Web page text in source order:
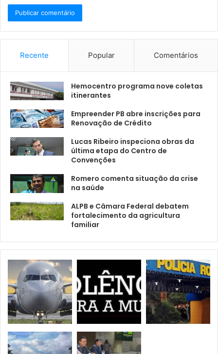
Recente Popular Comentários
Hemocentro programa nove coletas
itinerantes
Empreender PB abre inscrições para
Renovação de Crédito
Lucas Ribeiro inspeciona obras da
última etapa do Centro de
Convenções
Romero comenta situação da crise
na saúde
ALPB e Câmara Federal debatem
fortalecimento da agricultura
familiar